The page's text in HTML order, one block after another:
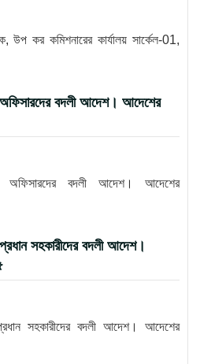
উপ কর কমিশনারের কার্যালয় সার্কেল-01,
বদলী আদেশ। আদেশের
অফিসারদের বদলী আদেশ। আদেশের
সহকারীদের বদলী আদেশ।
সহকারীদের বদলী আদেশ। আদেশের